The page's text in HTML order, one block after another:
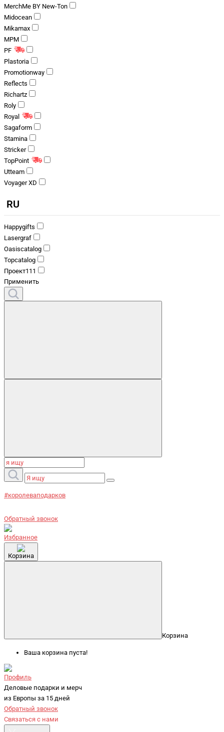
MerchMe BY New-Ton
Midocean
Mikamax
MPM
PF
Plastoria
Promotionway
Reflects
Richartz
Roly
Royal
Sagaform
Stamina
Stricker
TopPoint
Utteam
Voyager XD
RU
Happygifts
Lasergraf
Oasiscatalog
Topcatalog
Проект111
Применить
#королеваподарков
Обратный звонок
Избранное
Корзина
Корзина
Ваша корзина пуста!
Профиль
Деловые подарки и мерч
из Европы за 15 дней
Обратный звонок
Связаться с нами